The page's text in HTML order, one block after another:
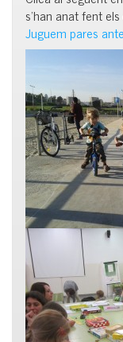
s’han anat fent
Juguem pares